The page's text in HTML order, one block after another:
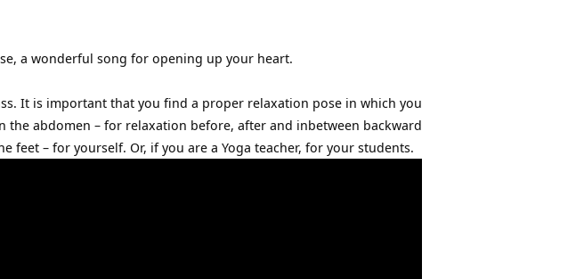
a wonderful song for opening up your heart.
It is important that you find a proper relaxation pose in which you
the abdomen – for relaxation before, after and inbetween backward
– for yourself. Or, if you are a Yoga teacher, for your students.